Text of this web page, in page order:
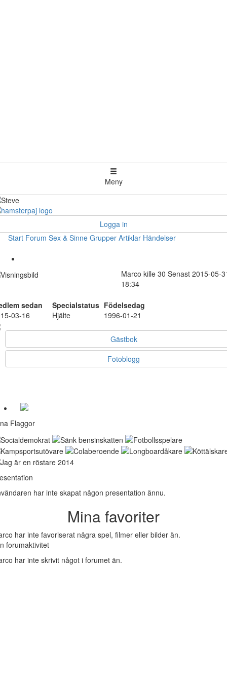
Meny
Logga in
Start Forum Sex & Sinne Grupper Artiklar Händelser
Marco kille 30 Senast 2015-05-
18:34
sedan Specialstatus Födelsedag
03-16
Hjälte 1996-01-21
Gästbok
Fotoblogg
Flaggor
har inte skapat någon presentation ännu.
Mina favoriter
har inte favoriserat några spel, filmer eller bilder än.
forumaktivitet
har inte skrivit något i forumet än.